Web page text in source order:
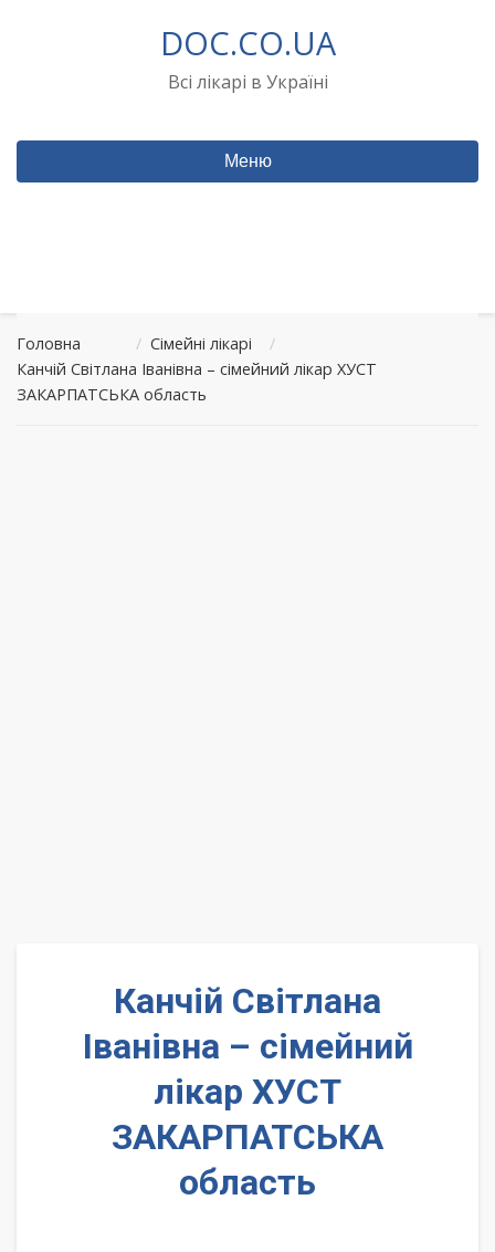
DOC.CO.UA
Всі лікарі в Україні
Меню
Головна / Сімейні лікарі
/
Канчій Світлана Іванівна – сімейний лікар ХУСТ
ЗАКАРПАТСЬКА область
Канчій Світлана
Іванівна – сімейний
лікар ХУСТ
ЗАКАРПАТСЬКА
область